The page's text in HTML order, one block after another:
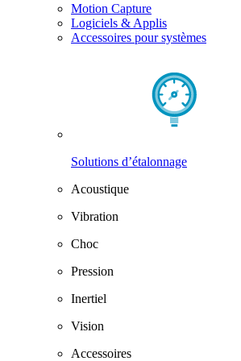
Motion Capture
Logiciels & Applis
Accessoires pour systèmes
Solutions d’étalonnage
Acoustique
Vibration
Choc
Pression
Inertiel
Vision
Accessoires